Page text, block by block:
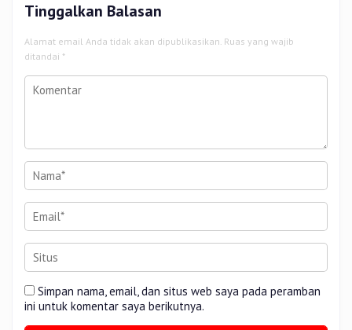
Tinggalkan Balasan
Alamat email Anda tidak akan dipublikasikan. Ruas yang wajib
ditandai *
Simpan nama, email, dan situs web saya pada peramban
ini untuk komentar saya berikutnya.